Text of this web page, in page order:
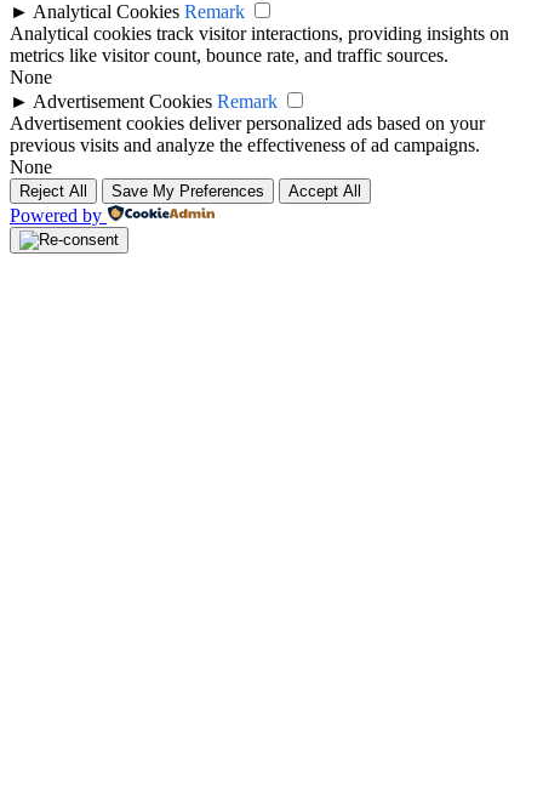
► Analytical Cookies Remark
Analytical cookies track visitor interactions, providing insights on
metrics like visitor count, bounce rate, and traffic sources.
None
► Advertisement Cookies Remark
Advertisement cookies deliver personalized ads based on your
previous visits and analyze the effectiveness of ad campaigns.
None
Reject All Save My Preferences Accept All
Powered by